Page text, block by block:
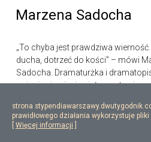
Marzena Sadocha
„To chyba jest prawdziwa
ducha, dotrzeć do kości” – mówi
Sadocha. Dramaturżka i
opisuje cierpienia ciała
strona
prawidłowego działania wykorzystuje
Więcej informacji